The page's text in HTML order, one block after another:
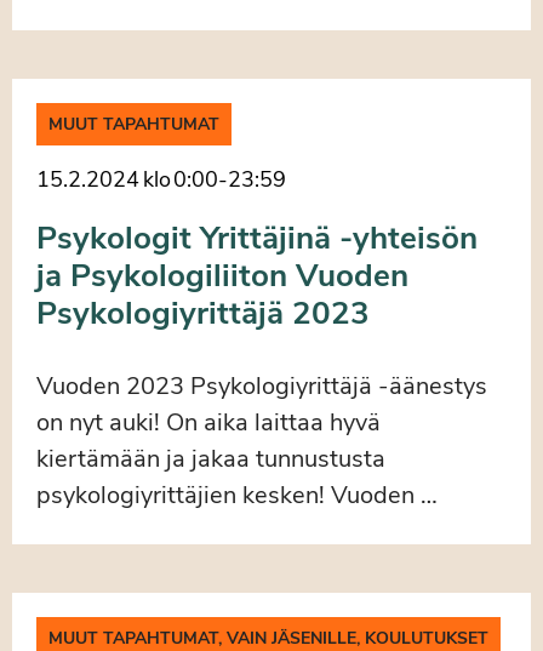
MUUT TAPAHTUMAT
15.2.2024klo0:00-23:59
Psykologit Yrittäjinä -yhteisön
ja Psykologiliiton Vuoden
Psykologiyrittäjä 2023
Vuoden 2023 Psykologiyrittäjä -äänestys
on nyt auki! On aika laittaa hyvä
kiertämään ja jakaa tunnustusta
psykologiyrittäjien kesken! Vuoden …
MUUT TAPAHTUMAT, VAIN JÄSENILLE, KOULUTUKSET